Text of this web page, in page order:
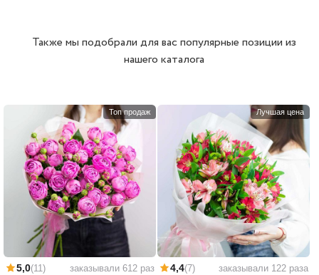
Также мы подобрали для вас популярные позиции из
нашего каталога
Топ продаж
5,0(11) заказывали 612 раз
Лучшая цена
4,4(7) заказывали 122 раза